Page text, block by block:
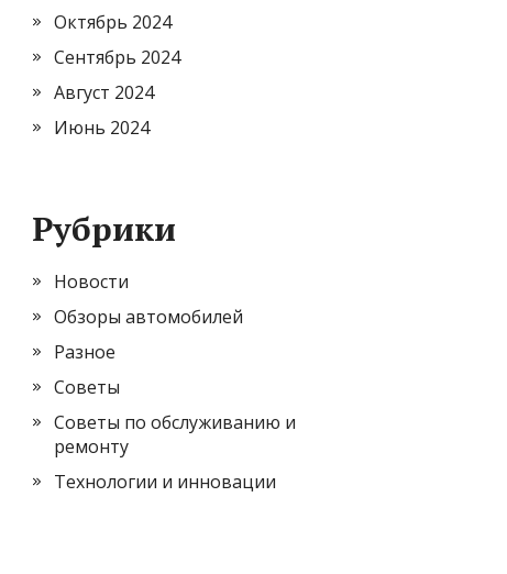
Октябрь 2024
Сентябрь 2024
Август 2024
Июнь 2024
Рубрики
Новости
Обзоры автомобилей
Разное
Советы
Советы по обслуживанию и
ремонту
Технологии и инновации